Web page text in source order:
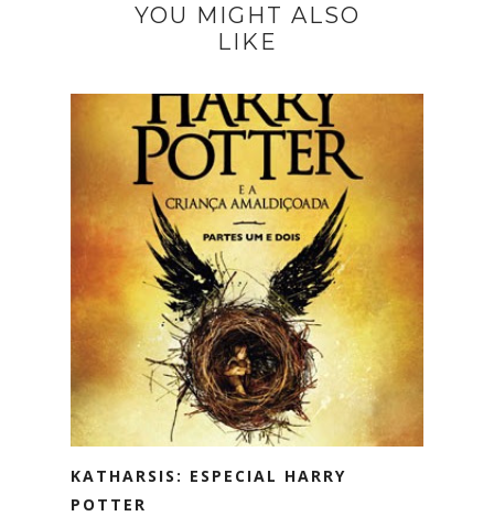
YOU MIGHT ALSO
LIKE
KATHARSIS: ESPECIAL HARRY
POTTER